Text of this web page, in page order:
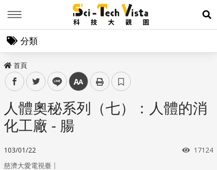
展
分類
首頁
facebooktwitter line 中
人體奧秘系列（七）：人體的消
化工廠 - 腸
103/01/22 瀏覽次
17124
慈濟大愛電視臺 ｜